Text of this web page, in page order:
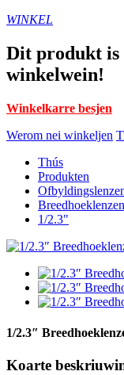
WINKEL
Dit produkt is
winkelwein!
Winkelkarre besjen
Werom nei winkeljen
Thús
Produkten
Breedhoeklenzen
1/2.3"
1/2.3″
Koarte